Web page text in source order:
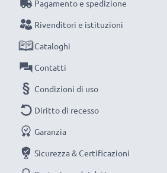
Pagamento e spedizione
Rivenditori e istituzioni
Cataloghi
Contatti
Condizioni di uso
Diritto di recesso
Garanzia
Sicurezza & Certificazioni